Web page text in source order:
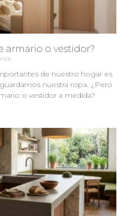
armario o vestidor?
de nuestro hogar es
nuestra ropa. ¿Pero
o vestidor a medida?